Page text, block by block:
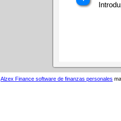
Alzex Finance software de finanzas personales